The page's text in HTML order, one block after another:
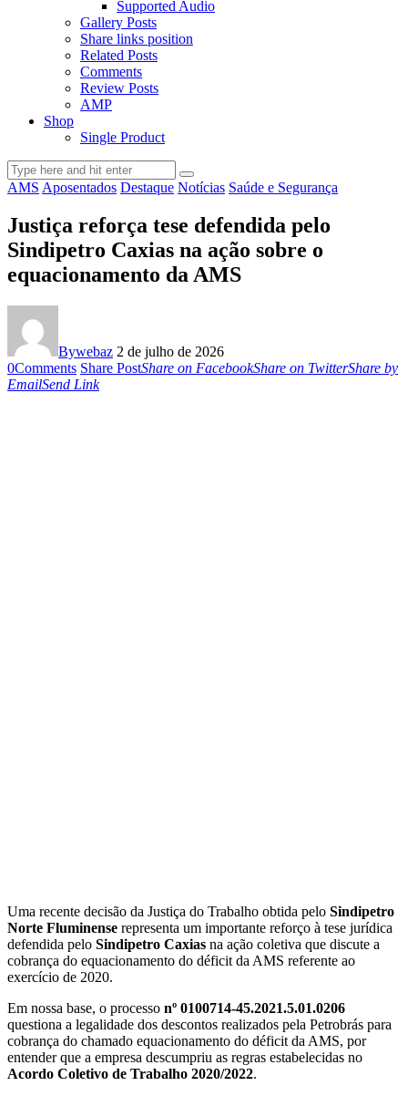
Supported Audio
Gallery Posts
Share links position
Related Posts
Comments
Review Posts
AMP
Shop
Single Product
AMS Aposentados Destaque Notícias Saúde e Segurança
Justiça reforça tese defendida pelo
Sindipetro Caxias na ação sobre o
equacionamento da AMS
Bywebaz 2 de julho de 2026
0Comments Share PostShare on FacebookShare on TwitterShare by
EmailSend Link
Uma recente decisão da Justiça do Trabalho obtida pelo Sindipetro
Norte Fluminense representa um importante reforço à tese jurídica
defendida pelo Sindipetro Caxias na ação coletiva que discute a
cobrança do equacionamento do déficit da AMS referente ao
exercício de 2020.
Em nossa base, o processo nº 0100714-45.2021.5.01.0206
questiona a legalidade dos descontos realizados pela Petrobrás para
cobrança do chamado equacionamento do déficit da AMS, por
entender que a empresa descumpriu as regras estabelecidas no
Acordo Coletivo de Trabalho 2020/2022.